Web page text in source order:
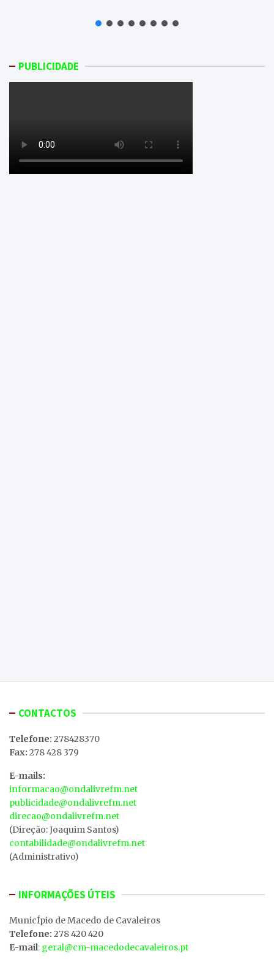
PUBLICIDADE
CONTACTOS
Telefone: 278428370
Fax: 278 428 379
E-mails:
informacao@ondalivrefm.net
publicidade@ondalivrefm.net
direcao@ondalivrefm.net
(Direção: Joaquim Santos)
contabilidade@ondalivrefm.net
(Administrativo)
INFORMAÇÕES ÚTEIS
MunicÍpio de Macedo de Cavaleiros
Telefone: 278 420 420
E-mail: geral@cm-macedodecavaleiros.pt